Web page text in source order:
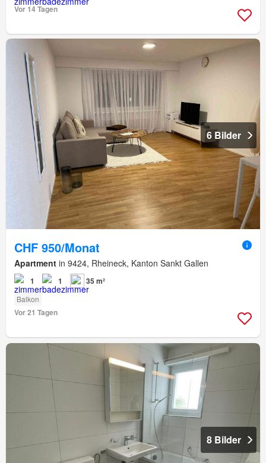
Vor 14 Tagen
6 Bilder
CHF 950/Monat
Apartment in 9424, Rheineck, Kanton Sankt Gallen
1 1 35 m²
Balkon
Vor 21 Tagen
8 Bilder